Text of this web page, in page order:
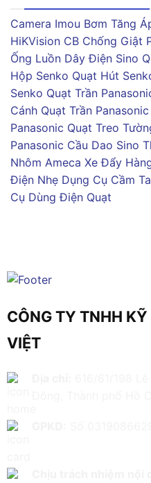
Camera Imou Bơm Tăng
HiKVision CB Chống Giật
Ống Luồn Dây Điện Sino
Hộp Senko Quạt Hút
Senko Quạt Trần
Cánh Quạt Trần
Panasonic Quạt Treo
Panasonic Cầu Dao Sino
Nhôm Ameca Xe Đẩy
Điện Nhẹ Dụng Cụ Cầm
Cụ Dùng Điện Quạt
CÔNG TY TNHH
VIỆT